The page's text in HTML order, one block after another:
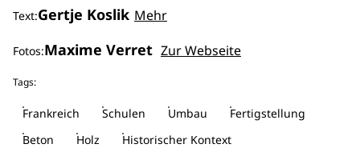
Text:Gertje Koslik Mehr
Fotos:Maxime Verret Zur Webseite
Tags:
Frankreich Schulen Umbau
Fertigstellung
Beton
Holz
Historischer Kontext